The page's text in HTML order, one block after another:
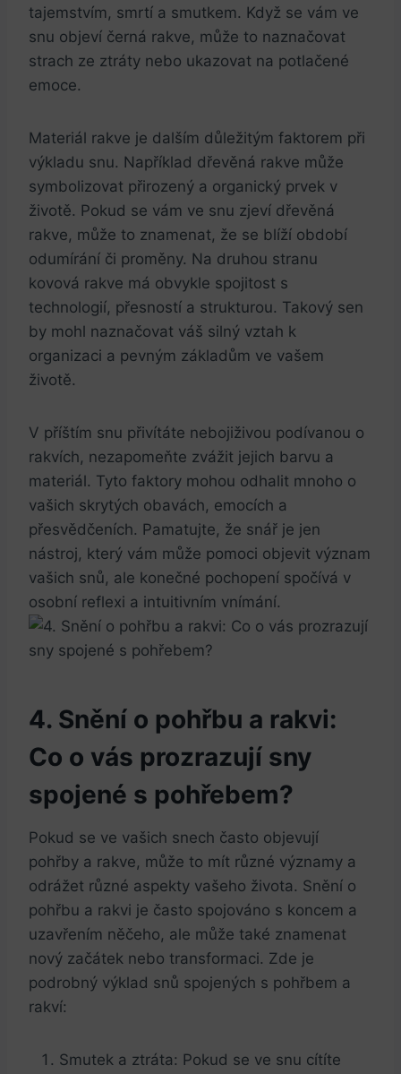
tajemstvím, smrtí a smutkem. Když se vám⁣ ve
snu objeví černá rakve, může to naznačovat
strach ze ⁢ztráty nebo ukazovat na potlačené
emoce.
Materiál ⁣rakve je dalším důležitým faktorem při
výkladu snu. Například dřevěná rakve může
symbolizovat přirozený a organický prvek v
životě. Pokud se vám​ ve snu zjeví dřevěná
rakve, ⁢může to znamenat, že se⁢ blíží období
odumírání⁤ či proměny. Na druhou stranu
kovová rakve má obvykle spojitost s
technologií, přesností a strukturou. Takový sen
by mohl naznačovat váš‍ silný vztah k
organizaci a pevným‍ základům ve⁢ vašem
životě.
V⁣ příštím snu přivítáte nebojiživou⁢ podívanou o
rakvích, nezapomeňte‍ zvážit ⁢jejich barvu a
materiál. Tyto faktory mohou odhalit ‍mnoho o
vašich skrytých obavách, ​emocích a
přesvědčeních. Pamatujte, že​ snář je jen
nástroj, který vám může pomoci ⁤objevit význam
vašich snů, ale konečné pochopení spočívá v
osobní reflexi⁤ a‌ intuitivním vnímání.
4. Snění o pohřbu a rakvi:
Co o vás ⁤prozrazují sny
spojené s⁣ pohřebem?
Pokud se ve vašich ⁣snech často objevují
pohřby ‍a rakve, může to mít různé významy a⁣
odrážet různé aspekty vašeho života. Snění⁣ o
pohřbu a ⁢rakvi je často ‌spojováno s koncem a
⁢uzavřením něčeho, ​ale může také ⁢znamenat ​
nový začátek nebo ⁢transformaci. Zde je
podrobný výklad snů spojených ⁤s pohřbem a
rakví:
Smutek‌ a ztráta: Pokud se ve snu cítíte